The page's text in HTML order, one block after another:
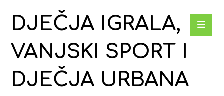
DJEČJA IGRALA,
VANJSKI SPORT I
DJEČJA URBANA